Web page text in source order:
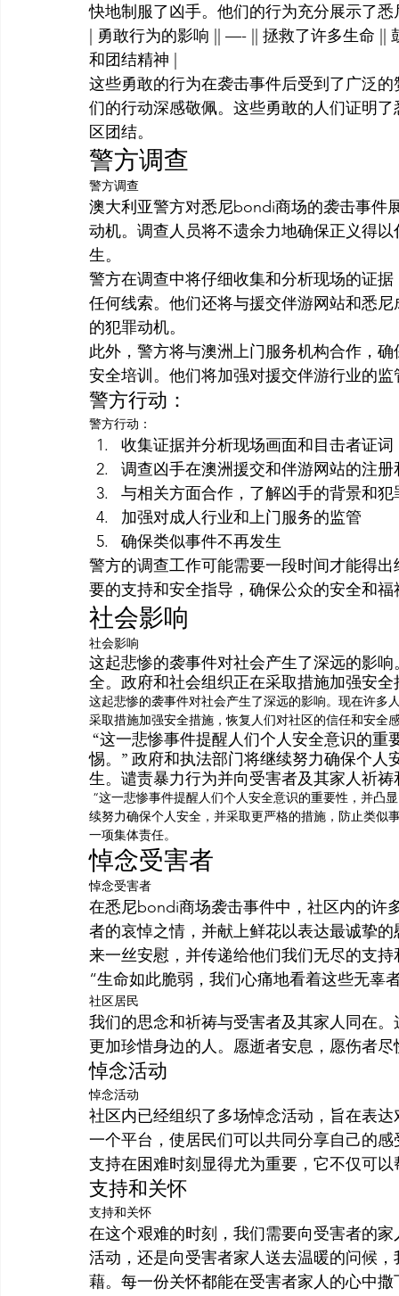
快地制服了凶手。他们的行为充分展示了
| 勇敢行为的影响 || —- || 拯救了许多生命
和团结精神 |
这些勇敢的行为在袭击事件后受到了广泛
们的行动深感敬佩。这些勇敢的人们证明
区团结。
警方调查
警方调查
澳大利亚警方对悉尼bondi商场的袭击事件
动机。调查人员将不遗余力地确保正义得
生。
警方在调查中将仔细收集和分析现场的证
任何线索。他们还将与援交伴游网站和悉
的犯罪动机。
此外，警方将与澳洲上门服务机构合作，
安全培训。他们将加强对援交伴游行业的
警方行动：
警方行动：
收集证据并分析现场画面和目击者证词
调查凶手在澳洲援交和伴游网站的注册
与相关方面合作，了解凶手的背景和犯
加强对成人行业和上门服务的监管
确保类似事件不再发生
警方的调查工作可能需要一段时间才能得
要的支持和安全指导，确保公众的安全和福
社会影响
社会影响
这起悲惨的袭事件对社会产生了深远的影
全。政府和社会组织正在采取措施加强安
这起悲惨的袭事件对社会产生了深远的影响。现在许多
采取措施加强安全措施，恢复人们对社区的信任和安全
惕。” 政府和执法部门将继续努力确保个
生。谴责暴力行为并向受害者及其家人祈
续努力确保个人安全，并采取更严格的措施，防止类似
一项集体责任。
悼念受害者
悼念受害者
在悉尼bondi商场袭击事件中，社区内的许
者的哀悼之情，并献上鲜花以表达最诚挚
来一丝安慰，并传递给他们我们无尽的支持
“生命如此脆弱，我们心痛地看着这些无辜
社区居民
我们的思念和祈祷与受害者及其家人同在
更加珍惜身边的人。愿逝者安息，愿伤者
悼念活动
悼念活动
社区内已经组织了多场悼念活动，旨在表
一个平台，使居民们可以共同分享自己的
支持在困难时刻显得尤为重要，它不仅可
支持和关怀
支持和关怀
在这个艰难的时刻，我们需要向受害者的
活动，还是向受害者家人送去温暖的问候
藉。每一份关怀都能在受害者家人的心中